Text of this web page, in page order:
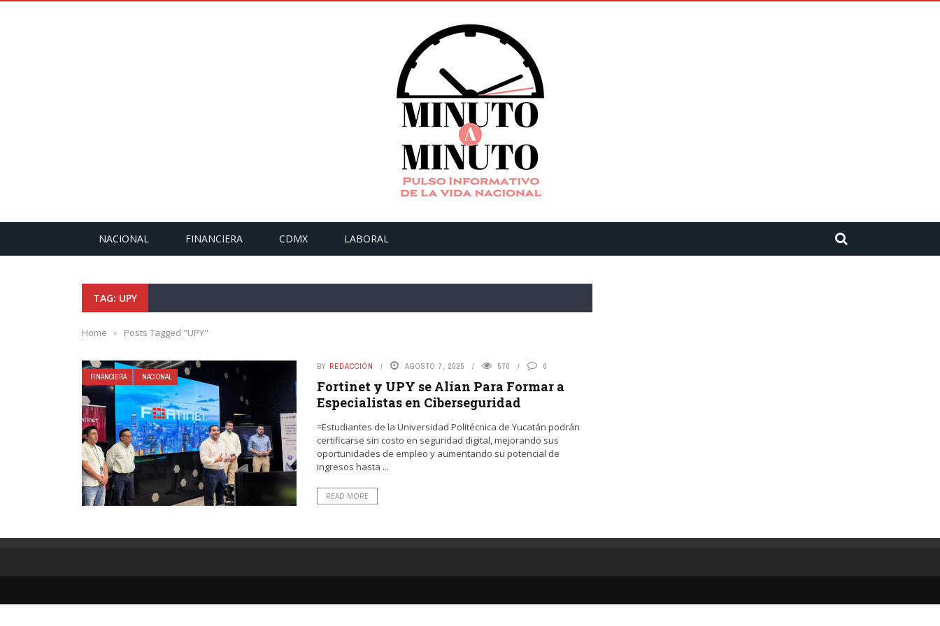
NACIONAL FINANCIERA CDMX LABORAL
TAG: UPY
Home › Posts Tagged "UPY"
FINANCIERA NACIONAL
BY REDACCIÓN AGOSTO 7, 2025 570 0
Fortinet y UPY se Alían Para Formar a
Especialistas en Ciberseguridad
=Estudiantes de la Universidad Politécnica de Yucatán podrán
certificarse sin costo en seguridad digital, mejorando sus
oportunidades de empleo y aumentando su potencial de
ingresos hasta ...
READ MORE